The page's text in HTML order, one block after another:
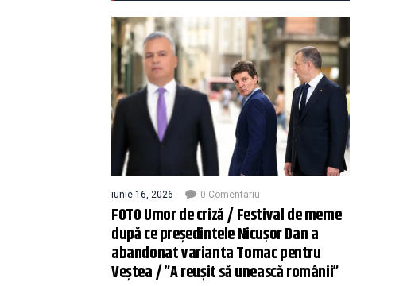
iunie 16, 2026 0 Comentariu
FOTO Umor de criză / Festival de meme
după ce președintele Nicușor Dan a
abandonat varianta Tomac pentru
Veștea / ”A reușit să unească românii”